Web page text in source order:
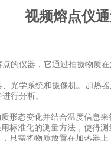
视频熔点仪
仪器，它通过拍摄物质在
学系统和摄像机。加热器
行分析。
态变化并结合温度信息来
准化的测量方法，使得测
需将物质放置在加热器上